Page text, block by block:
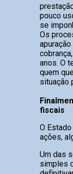
pouco
se
Os
anos. O
quem
situação
fiscais
O
ações,
Um das
simples